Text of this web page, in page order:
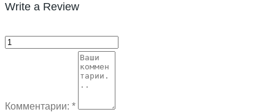
Write a Review
Комментарии: *